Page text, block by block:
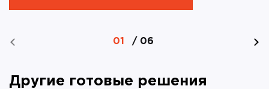
01 / 06
Другие готовые решения